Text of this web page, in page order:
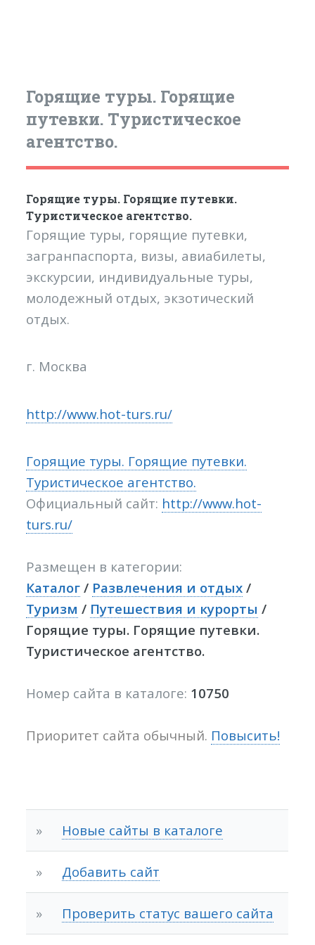
Горящие туры. Горящие
путевки. Туристическое
агентство.
Горящие туры. Горящие путевки.
Туристическое агентство.
Горящие туры, горящие путевки,
загранпаспорта, визы, авиабилеты,
экскурсии, индивидуальные туры,
молодежный отдых, экзотический
отдых.
г. Москва
http://www.hot-turs.ru/
Горящие туры. Горящие путевки.
Туристическое агентство.
Официальный сайт: http://www.hot-
turs.ru/
Размещен в категории:
Каталог / Развлечения и отдых /
Туризм / Путешествия и курорты /
Горящие туры. Горящие путевки.
Туристическое агентство.
Номер сайта в каталоге: 10750
Приоритет сайта обычный. Повысить!
» Новые сайты в каталоге
» Добавить сайт
» Проверить статус вашего сайта